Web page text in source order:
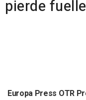
pierde fuelle
Europa Press OTR